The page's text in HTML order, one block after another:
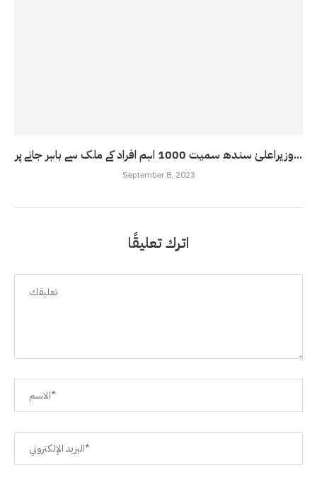
وزیراعلیٰ سندھ سمیت 1000 اہم افراد کے ملک سے باہر جانے پر...
September 8, 2023
اترك تعليقًا